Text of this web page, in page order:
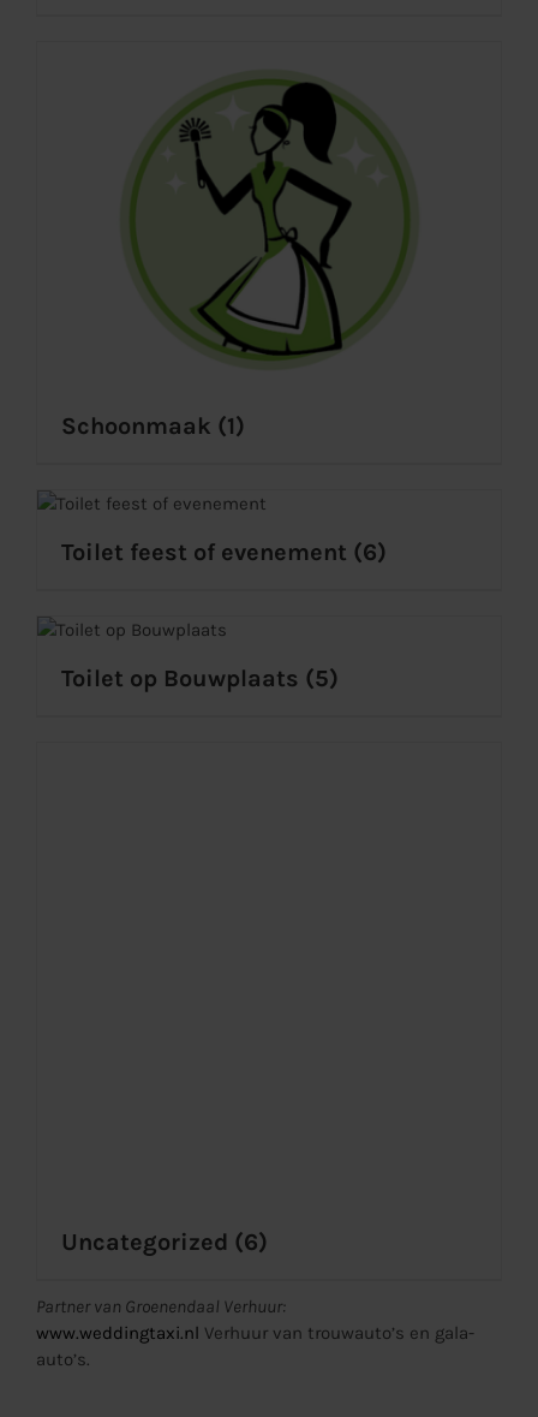
Schoonmaak (1)
Toilet feest of evenement (6)
Toilet op Bouwplaats (5)
Uncategorized (6)
Partner van Groenendaal Verhuur:
www.weddingtaxi.nl Verhuur van trouwauto’s en gala-
auto’s.